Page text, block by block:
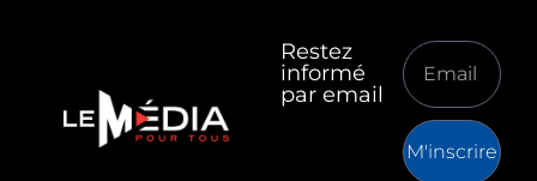
Restez
informé
par email
M'inscrire